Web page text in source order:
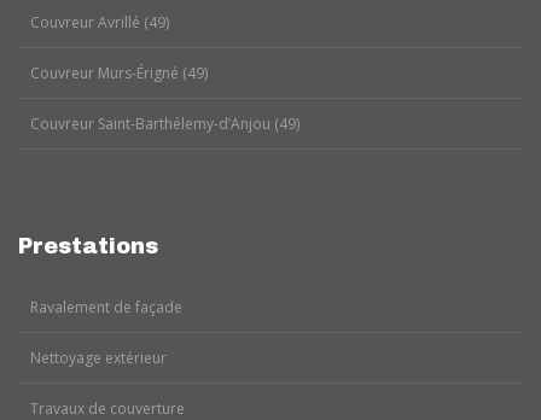
Couvreur Avrillé (49)
Couvreur Murs-Érigné (49)
Couvreur Saint-Barthélemy-d’Anjou (49)
Prestations
Ravalement de façade
Nettoyage extérieur
Travaux de couverture